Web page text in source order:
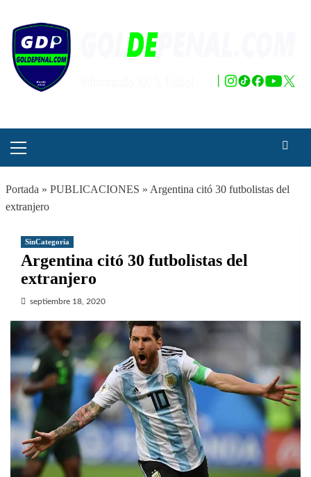
contenido
principal
Portada » PUBLICACIONES » Argentina citó 30 futbolistas del
extranjero
SinCategoria
Argentina citó 30 futbolistas del
extranjero
septiembre 18, 2020